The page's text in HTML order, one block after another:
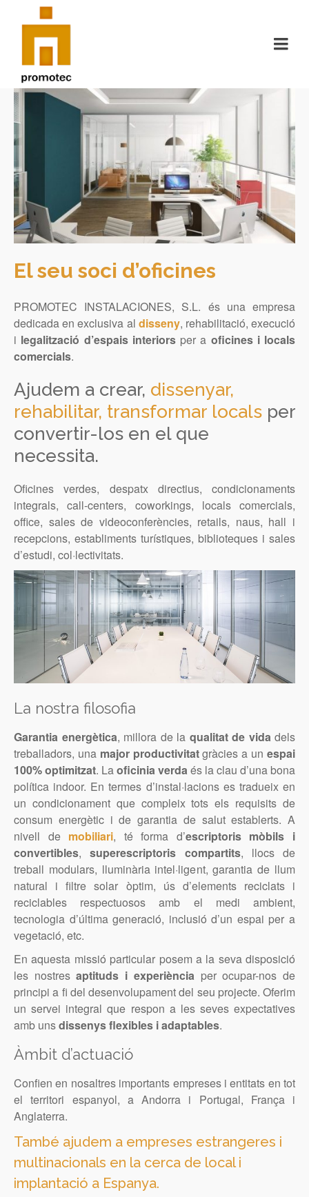
El seu soci d’oficines
PROMOTEC INSTALACIONES, S.L. és una empresa
dedicada en exclusiva al disseny, rehabilitació, execució
i legalització d’espais interiorsper a oficines i locals
comercials.
Ajudem a crear, dissenyar,
rehabilitar, transformar locals per
convertir-los en el que
necessita.
Oficines verdes, despatx directius, condicionaments
integrals, call-centers, coworkings, locals comercials,
office, sales de videoconferències, retails, naus, hall i
recepcions, establiments turístiques, biblioteques i sales
d’estudi, col·lectivitats.
La nostra filosofia
Garantia energètica, millora de la qualitat de vidadels
treballadors, una major productivitatgràcies a unespai
100% optimitzat. Laoficinia verdaés la clau d’una bona
política indoor. En termes d’instal·lacions es tradueix en
un condicionament que compleix tots els requisits de
consum energètic i de garantia de salut establerts. A
nivell de mobiliari, té forma d’escriptoris mòbils i
convertibles,superescriptoris compartits, llocs de
treball modulars, lluminària intel·ligent, garantia de llum
natural i filtre solar òptim, ús d’elements reciclats i
reciclables respectuosos amb el medi ambient,
tecnologia d’última generació, inclusió d’un espai per a
vegetació, etc.
En aquesta missió particular posem a la seva disposició
les nostresaptituds i experiènciaper ocupar-nos de
principi a fi del desenvolupament del seu projecte. Oferim
un servei integral que respon a les seves expectatives
amb unsdissenys flexibles i adaptables.
Àmbit d’actuació
Confien en nosaltres importants empreses i entitats en tot
el territori espanyol, a Andorra i Portugal, França i
Anglaterra.
També ajudem a empreses estrangeres i
multinacionals en la cerca de local i
implantació a Espanya.